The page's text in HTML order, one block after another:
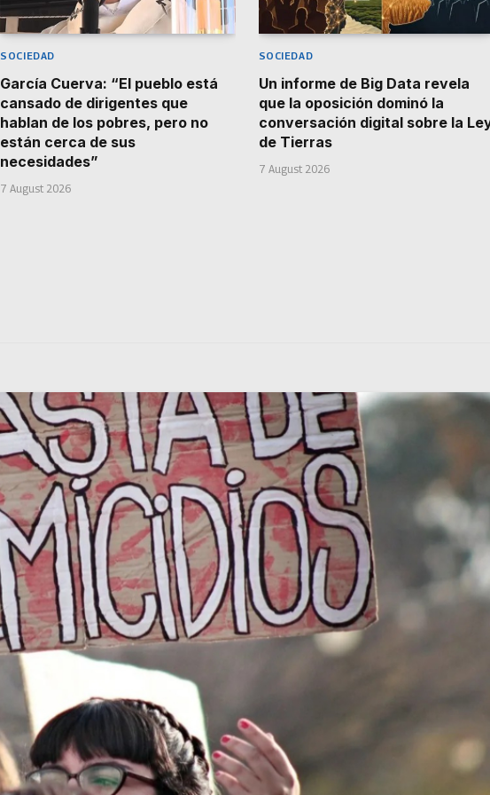
SOCIEDAD
García Cuerva: “El pueblo está
cansado de dirigentes que
hablan de los pobres, pero no
están cerca de sus
necesidades”
7 August 2026
SOCIEDAD
Un informe de Big Data revela
que la oposición dominó la
conversación digital sobre la
de Tierras
7 August 2026